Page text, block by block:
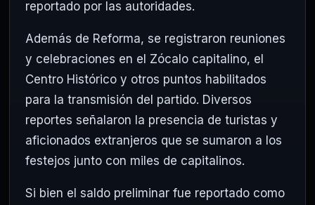
reportado por las autoridades.
Además de Reforma, se registraron reuniones
y celebraciones en el Zócalo capitalino, el
Centro Histórico y otros puntos habilitados
para la transmisión del partido. Diversos
reportes señalaron la presencia de turistas y
aficionados extranjeros que se sumaron a los
festejos junto con miles de capitalinos.
Si bien el saldo preliminar fue reportado como